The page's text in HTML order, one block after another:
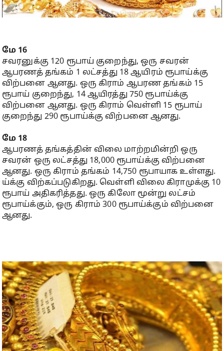
மே 16
சவரனுக்கு 120 ரூபாய் குறைந்து, ஒரு சவரன்
ஆபரணத் தங்கம் 1 லட்சத்து 18 ஆயிரம் ரூபாய்க்கு
விற்பனை ஆனது. ஒரு கிராம் ஆபரண தங்கம் 15
ரூபாய் குறைந்து, 14 ஆயிரத்து 750 ரூபாய்க்கு
விற்பனை ஆனது. ஒரு கிராம் வெள்ளி 15 ரூபாய்
குறைந்து 290 ரூபாய்க்கு விற்பனை ஆனது.
மே 18
ஆபரணத் தங்கத்தின் விலை மாற்றமின்றி ஒரு
சவரன் ஒரு லட்சத்து 18,000 ரூபாய்க்கு விற்பனை
ஆனது. ஒரு கிராம் தங்கம் 14,750 ரூபாயாக உள்ளது.
ய்க்கு விற்கப்படுகிறது. வெள்ளி விலை கிராமுக்கு 10
ரூபாய் அதிகரித்தது. ஒரு கிலோ மூன்று லட்சம்
ரூபாய்க்கும், ஒரு கிராம் 300 ரூபாய்க்கும் விற்பனை
ஆனது.